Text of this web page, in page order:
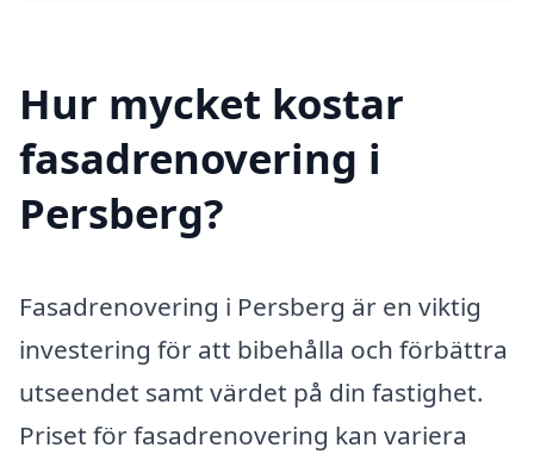
Hur mycket kostar
fasadrenovering i
Persberg?
Fasadrenovering i Persberg är en viktig
investering för att bibehålla och förbättra
utseendet samt värdet på din fastighet.
Priset för fasadrenovering kan variera